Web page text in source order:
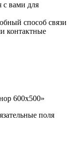
с вами для
способ связи
контактные
600х500»
поля